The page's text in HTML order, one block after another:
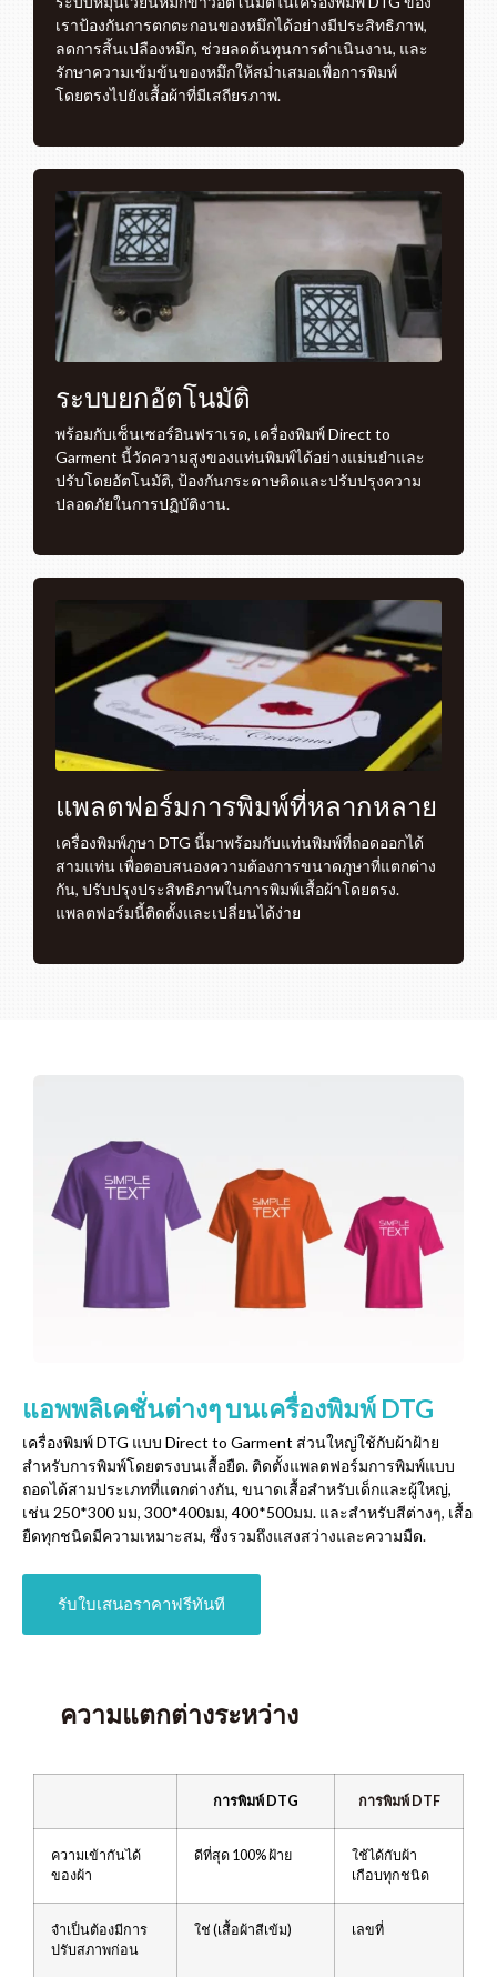
เราป้องกันการตกตะกอนของหมึกได้อย่างมีประสิทธิภาพ,
ลดการสิ้นเปลืองหมึก, ช่วยลดต้นทุนการดำเนินงาน, และ
รักษาความเข้มข้นของหมึกให้สม่ำเสมอเพื่อการพิมพ์
โดยตรงไปยังเสื้อผ้าที่มีเสถียรภาพ.
ระบบยกอัตโนมัติ
พร้อมกับเซ็นเซอร์อินฟราเรด, เครื่องพิมพ์ Direct to
Garment นี้วัดความสูงของแท่นพิมพ์ได้อย่างแม่นยำและ
ปรับโดยอัตโนมัติ, ป้องกันกระดาษติดและปรับปรุงความ
ปลอดภัยในการปฏิบัติงาน.
แพลตฟอร์มการพิมพ์ที่หลากหลาย
เครื่องพิมพ์ภูษา DTG นี้มาพร้อมกับแท่นพิมพ์ที่ถอดออกได้
สามแท่น เพื่อตอบสนองความต้องการขนาดภูษาที่แตกต่าง
กัน, ปรับปรุงประสิทธิภาพในการพิมพ์เสื้อผ้าโดยตรง.
แพลตฟอร์มนี้ติดตั้งและเปลี่ยนได้ง่าย
แอพพลิเคชั่นต่างๆ บนเครื่องพิมพ์ DTG
เครื่องพิมพ์ DTG แบบ Direct to Garment ส่วนใหญ่ใช้กับผ้าฝ้าย
สำหรับการพิมพ์โดยตรงบนเสื้อยืด. ติดตั้งแพลตฟอร์มการพิมพ์แบบ
ถอดได้สามประเภทที่แตกต่างกัน, ขนาดเสื้อสำหรับเด็กและผู้ใหญ่,
เช่น 250*300 มม, 300*400มม, 400*500มม. และสำหรับสีต่างๆ, เสื้อ
ยืดทุกชนิดมีความเหมาะสม, ซึ่งรวมถึงแสงสว่างและความมืด.
รับใบเสนอราคาฟรีทันที
ความแตกต่างระหว่าง
การพิมพ์ DTG การพิมพ์ DTF
ความเข้ากันได้
ของผ้า
ดีที่สุด 100% ฝ้าย
ใช้ได้กับผ้า
เกือบทุกชนิด
จำเป็นต้องมีการ
ปรับสภาพก่อน
ใช่ (เสื้อผ้าสีเข้ม) เลขที่